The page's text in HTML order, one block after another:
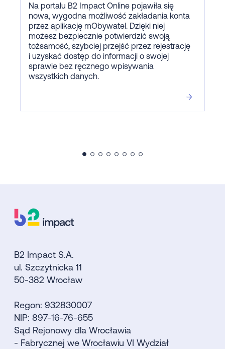
Na portalu B2 Impact Online pojawiła się
nowa, wygodna możliwość zakładania konta
przez aplikację mObywatel. Dzięki niej
możesz bezpiecznie potwierdzić swoją
tożsamość, szybciej przejść przez rejestrację
i uzyskać dostęp do informacji o swojej
sprawie bez ręcznego wpisywania
wszystkich danych.
B2 Impact S.A.
ul. Szczytnicka 11
50-382 Wrocław
Regon: 932830007
NIP: 897-16-76-655
Sąd Rejonowy dla Wrocławia
- Fabrycznej we Wrocławiu VI Wydział